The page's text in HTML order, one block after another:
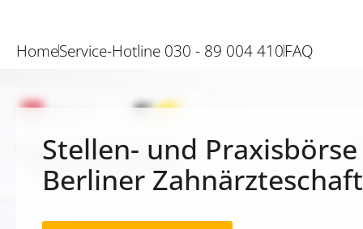
HomeService-Hotline 030 - 89 004 410FAQ
Stellen- und
Berliner Zahnärzteschaft